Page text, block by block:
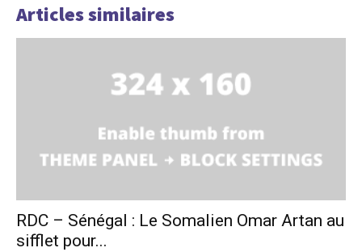
Articles similaires
RDC – Sénégal : Le Somalien Omar Artan au
sifflet pour...